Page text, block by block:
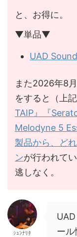
と、お得に。
▼単品▼
UAD
また2026年8
をすると（上
TAIP』『
Melodyne 5
製品から、ど
ンが行われて
逃しなく。
ｼｭﾝﾅﾘﾀ
ール